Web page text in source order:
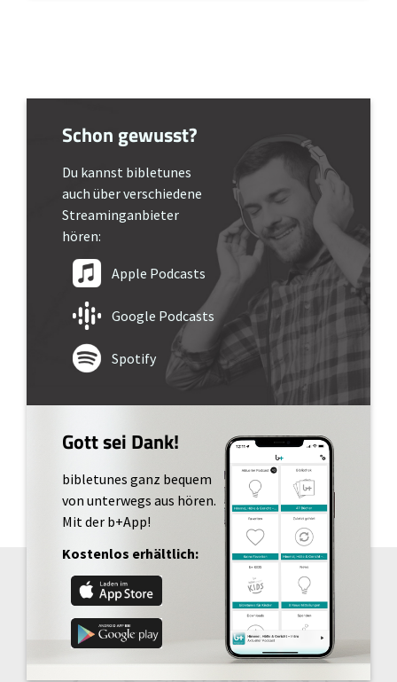
Schon gewusst?
Du kannst bibletunes
auch über verschiedene
Streaminganbieter
hören:
Apple Podcasts
Google Podcasts
Spotify
Gott sei Dank!
bibletunes ganz bequem
von unterwegs aus hören.
Mit der b+App!
Kostenlos erhältlich: